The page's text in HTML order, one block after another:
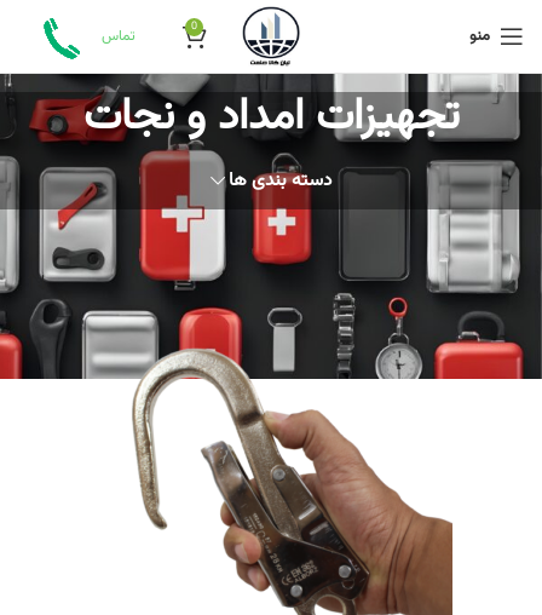
منو 0 تماس
تجهیزات امداد و نجات
دسته بندی ها
خانه تجهیزات امداد و نجات